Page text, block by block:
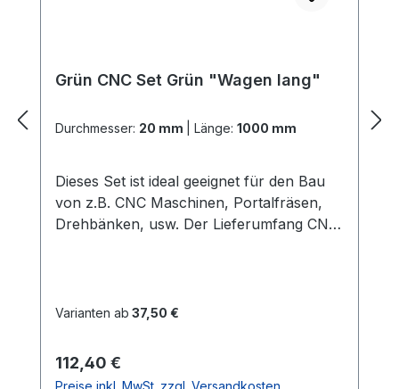
Grün CNC Set Grün "Wagen lang"
Durchmesser: 20 mm Länge: 1000 mm
Dieses Set ist ideal geeignet für den Bau
von z.B. CNC Maschinen, Portalfräsen,
Drehbänken, usw. Der Lieferumfang CNC
60 HRC 2x ALU -
(dieses ist die stabilere
Varianten ab 37,50 €
Regulärer Preis:
112,40 €
Preise inkl. MwSt. zzgl. Versandkosten